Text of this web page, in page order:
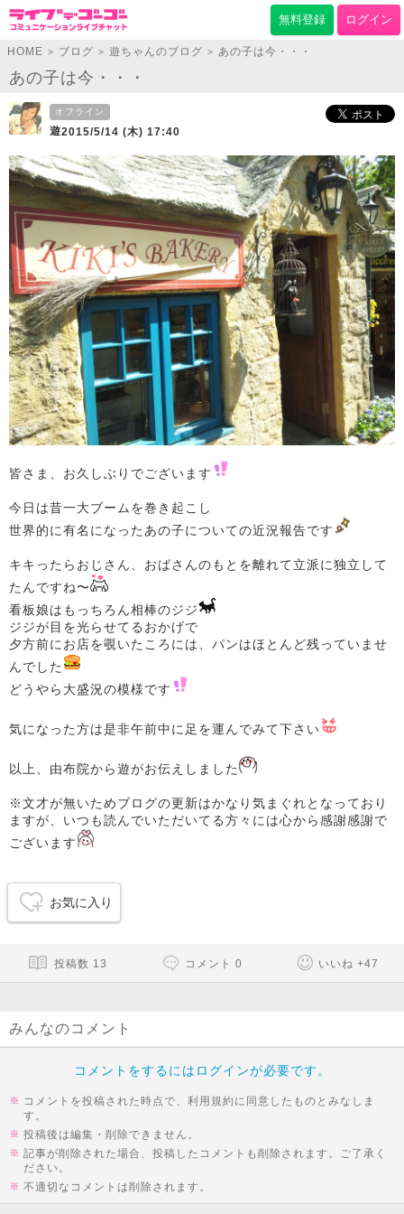
無料登録 ログイン
HOME > ブログ > 遊ちゃんのブログ > あの子は今・・・
あの子は今・・・
オフライン
遊2015/5/14 (木) 17:40
皆さま、お久しぶりでございます
今日は昔一大ブームを巻き起こし
世界的に有名になったあの子についての近況報告です
キキったらおじさん、おばさんのもとを離れて立派に独立して
たんですね〜
看板娘はもっちろん相棒のジジ
ジジが目を光らせてるおかげで
夕方前にお店を覗いたころには、パンはほとんど残っていませ
んでした
どうやら大盛況の模様です
気になった方は是非午前中に足を運んでみて下さい
以上、由布院から遊がお伝えしました
※文才が無いためブログの更新はかなり気まぐれとなっており
ますが、いつも読んでいただいてる方々には心から感謝感謝で
ございます
お気に入り
投稿数 13 コメント 0 いいね +47
みんなのコメント
コメントをするにはログインが必要です。
コメントを投稿された時点で、利用規約に同意したものとみなしま
す。
投稿後は編集・削除できません。
記事が削除された場合、投稿したコメントも削除されます。ご了承く
ださい。
不適切なコメントは削除されます。